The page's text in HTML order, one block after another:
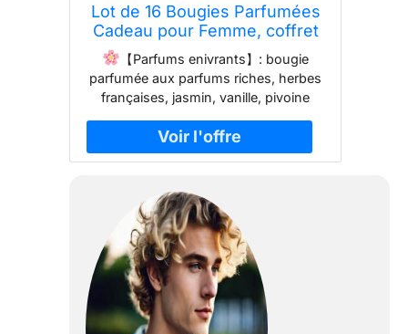
Lot de 16 Bougies Parfumées
Cadeau pour Femme, coffret
cadeau femme,
D'Aromathérapie en Cire de
Soja Parfumée Naturelle Pour
Cadeau pour Anniversaire
Maman Fête des Mères Bain
Yoga Valentin Noël
【Parfums enivrants】: bougie
parfumée aux parfums riches, herbes
françaises, jasmin, vanille, pivoine
sel de mer, rose, romarin, printemps,
poire anglaise, menthe, lavande,
fraise. Donnez un air frais et un
sommeil profond. Aide à soulager
votre anxiété, votre stress et votre
fatigue, idéal pour le yoga, le bain, le
spa, etc. pour vous et vous procure
une sensation de détente, crée une
ambiance plus calme et plus agréable.
Mais elle peut également créer une